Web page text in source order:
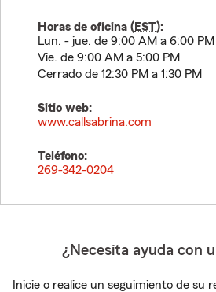
Horas de oficina (EST):
Lun. - jue. de 9:00 AM a 6:00 PM
Vie. de 9:00 AM a 5:00 PM
Cerrado de 12:30 PM a 1:30 PM
Sitio web:
www.callsabrina.com
Teléfono:
269-342-0204
¿Necesita ayuda con
Inicie o realice un seguimiento de su